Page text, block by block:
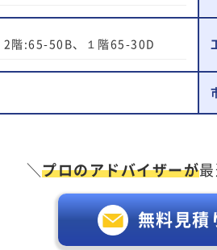
2階:65-50B、１階65-30D
＼ プロのアドバイザーが
無料見積